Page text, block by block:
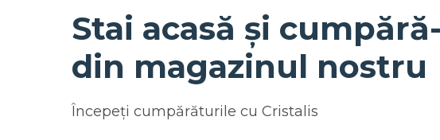
Stai acasă și
din magazinul nostru
Începeţi cumpărăturile cu Cristalis